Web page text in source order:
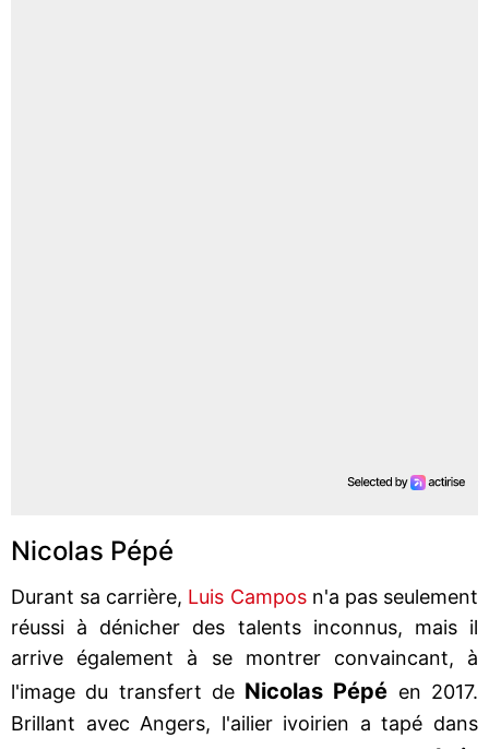
Nicolas Pépé
Durant sa carrière, Luis Camposn'a pas seulement
réussi à dénicher des talents inconnus, mais il
arrive également à se montrer convaincant, à
l'image du transfert de Nicolas Pépé en 2017.
Brillant avec Angers, l'ailier ivoirien a tapé dans